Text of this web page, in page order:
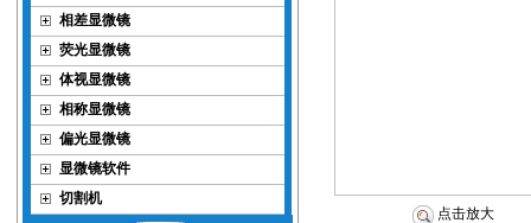
相差显微镜
荧光显微镜
体视显微镜
相称显微镜
偏光显微镜
显微镜软件
切割机
点击放大